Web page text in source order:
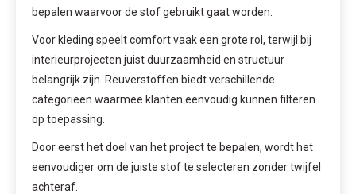
bepalen waarvoor de stof gebruikt gaat worden.
Voor kleding speelt comfort vaak een grote rol, terwijl bij
interieurprojecten juist duurzaamheid en structuur
belangrijk zijn. Reuverstoffen biedt verschillende
categorieën waarmee klanten eenvoudig kunnen filteren
op toepassing.
Door eerst het doel van het project te bepalen, wordt het
eenvoudiger om de juiste stof te selecteren zonder twijfel
achteraf.